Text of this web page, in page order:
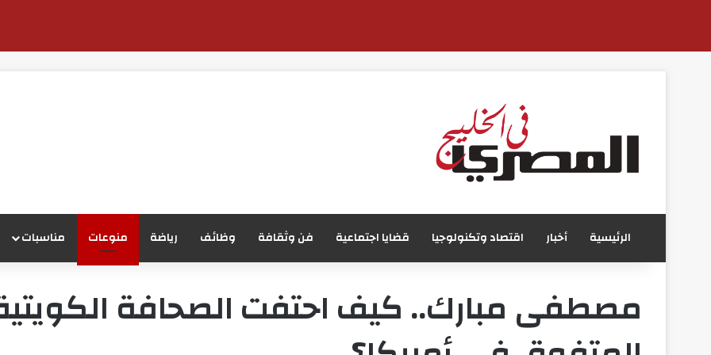
الرئيسية أخبار اقتصاد وتكنولوجيا قضايا اجتماعية فن وثقافة وظائف رياضة منوعات مناسبات
مصطفى مبارك.. كيف احتفت الصحافة